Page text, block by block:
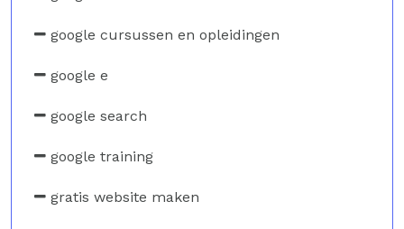
google cursussen en opleidingen
google e
google search
google training
gratis website maken